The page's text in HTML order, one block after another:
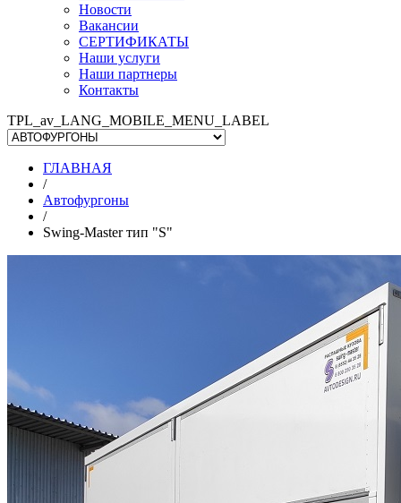
Новости
Вакансии
СЕРТИФИКАТЫ
Наши услуги
Наши партнеры
Контакты
TPL_av_LANG_MOBILE_MENU_LABEL
ГЛАВНАЯ
/
Автофургоны
/
Swing-Master тип "S"